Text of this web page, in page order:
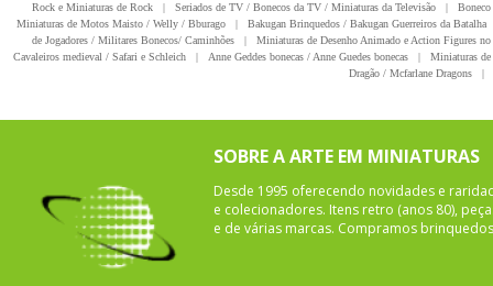
Rock e Miniaturas de Rock
| Seriados de TV / Bonecos da TV / Miniaturas da Televisão |
Miniaturas de Motos Maisto / Welly / Bburago
| Bakugan Brinquedos / Bakugan Guerreiros da Batalha
de Jogadores / Militares Bonecos/ Caminhões
|
Miniaturas de Desenho Animado e Action Figures
Cavaleiros medieval / Safari e Schleich
| Anne Geddes bonecas / Anne Guedes bonecas |
Miniaturas
Dragão / Mcfarlane Dragons
|
SOBRE A ARTE EM MINIATURAS
Desde 1995 oferecendo novidades e
e colecionadores. Itens retro (anos 80),
e de várias marcas. Compramos